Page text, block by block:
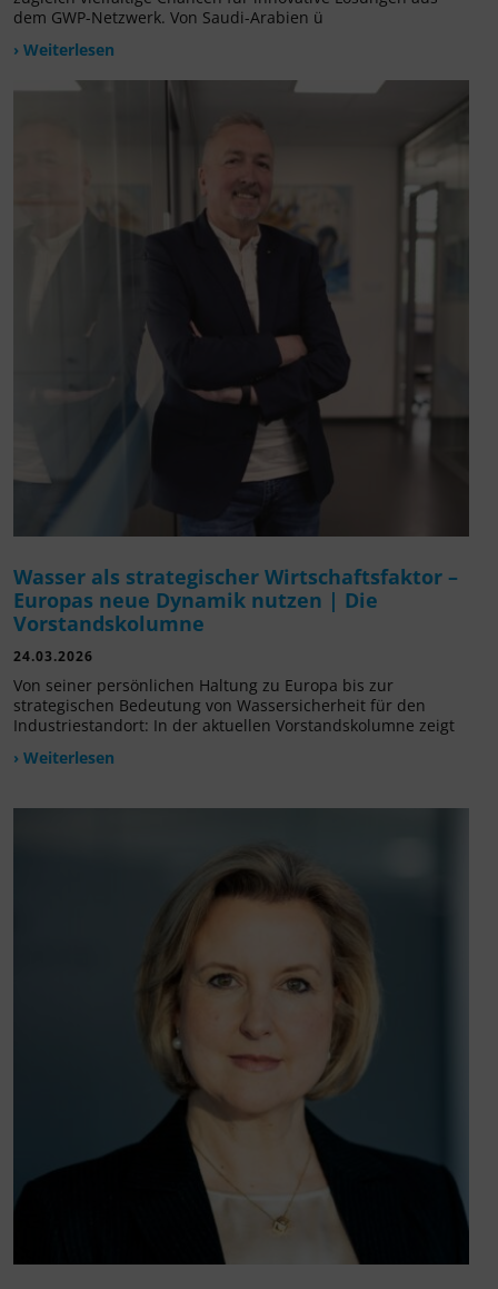
dem GWP-Netzwerk. Von Saudi-Arabien ü
› Weiterlesen
Wasser als strategischer Wirtschaftsfaktor –
Europas neue Dynamik nutzen | Die
Vorstandskolumne
24.03.2026
Von seiner persönlichen Haltung zu Europa bis zur
strategischen Bedeutung von Wassersicherheit für den
Industriestandort: In der aktuellen Vorstandskolumne zeigt
› Weiterlesen